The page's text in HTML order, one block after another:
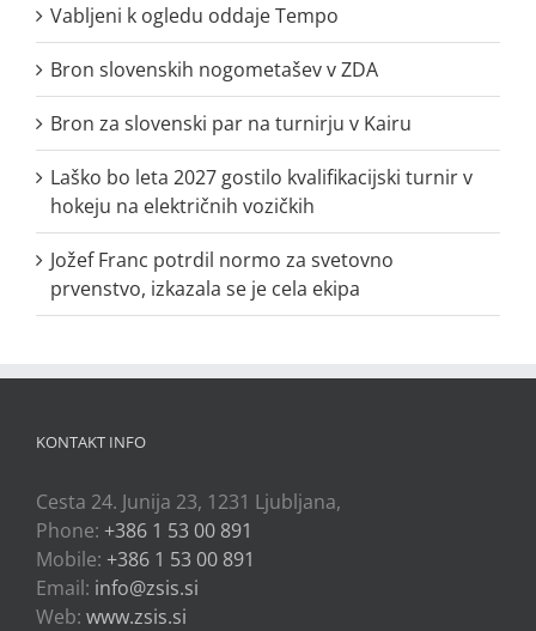
Vabljeni k ogledu oddaje Tempo
Bron slovenskih nogometašev v ZDA
Bron za slovenski par na turnirju v Kairu
Laško bo leta 2027 gostilo kvalifikacijski turnir v
hokeju na električnih vozičkih
Jožef Franc potrdil normo za svetovno
prvenstvo, izkazala se je cela ekipa
KONTAKT INFO
Cesta 24. Junija 23, 1231 Ljubljana,
Phone: +386 1 53 00 891
Mobile: +386 1 53 00 891
Email: info@zsis.si
Web: www.zsis.si